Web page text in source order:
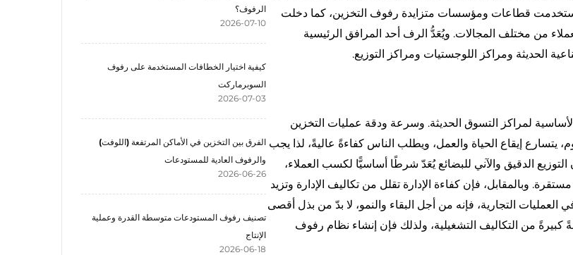
استخدمت قطاعات ومؤسسات متزايدة رفوف التخزين، كما دخلت
من مختلف المجالات. ويُعَدُّ الرف أحد المرافق الرئيسية
الحديثة ومراكز اللوجستيات ومراكز التوزيع.
لمراكز التسوق الحديثة. وسرعة ودقة عمليات التخزين
يتسارع إيقاع الحياة والعمل، ويطلب الناس كفاءةً عاليةً، لذا يجب
الدقيق والآني للبضائع يُعَدّ شرطًا أساسيًّا لكسب العملاء،
وبالمقابل، فإن كفاءة الإدارة تقلل من تكاليف الإدارة وتزيد
التجارية، فإنه من أجل البقاء والنمو، لا بدّ من بذل أقصى
كبيرةً من التكاليف التشغيلية، ولذلك فإن إنشاء نظام رفوف
الرفوف؟
2026-07-10
كيفية اختيار الخطافات المستخدمة على رفوف
السوبرماركت
2026-07-03
الفرق بين التخزين في الأماكن المرتفعة (اللوفت)
والرفوف العادية للمستودعات
2026-06-26
تصنيف رفوف المستودعات متوسطة القدرة وعملية
الإنتاج
2026-06-18